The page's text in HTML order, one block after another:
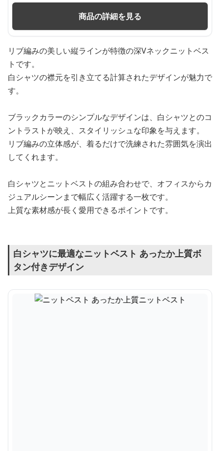
商品の詳細を見る
リブ編みの美しい縦ラインが特徴の深Vネックニットベス
トです。
白シャツの襟元を引き立てる計算されたデザインが魅力で
す。
ブラックカラーのシンプルなデザインは、白シャツとのコ
ントラストが映え、スタイリッシュな印象を与えます。
リブ編みの立体感が、着るだけで洗練された雰囲気を演出
してくれます。
白シャツとニットベストの組み合わせで、オフィスからカ
ジュアルシーンまで幅広く活躍する一枚です。
上質な素材感が長く愛用できるポイントです。
白シャツに最適なニットベスト あったか上質ボ
タン付きデザイン